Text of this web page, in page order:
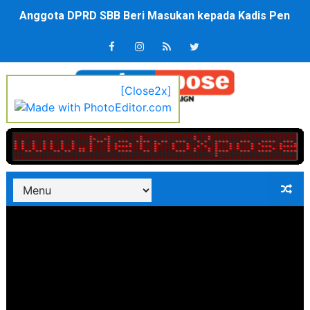
Air Sungai Bekasi Menghitam Berbusa dan Bau
Kepala SD Negeri Tanah Goyang Salurkan Dana PIP
Dugaan Korupsi Dermaga Oelabuhan SulaimanBerau
Lion Grup Buka Rute KNO- Madina, Pesawat 60 Sit
Tahun 50-An Bekasi Pernah di Pimpin Dua Bupati
[Close2x]